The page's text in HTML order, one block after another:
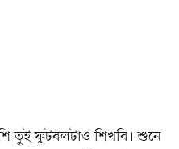
তুই ফুটবলটাও শিখবি। শুনে